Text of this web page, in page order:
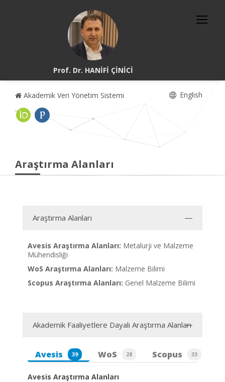
Prof. Dr. HANİFİ ÇİNİCİ
Akademik Veri Yönetim Sistemi English
Araştırma Alanları
Araştırma Alanları
Avesis Araştırma Alanları: Metalurji ve Malzeme
Mühendisliği
WoS Araştırma Alanları: Malzeme Bilimi
Scopus Araştırma Alanları: Genel Malzeme Bilimi
Akademik Faaliyetlere Dayalı Araştırma Alanları
Avesis 39 WoS 28 Scopus 33
Avesis Araştırma Alanları